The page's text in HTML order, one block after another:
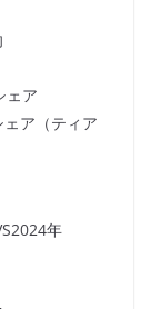
ェア
ア（ティア
年